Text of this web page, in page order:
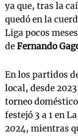
ya que, tras la
quedó en la
Liga pocos
deFernando
En los partidos
local, desde
torneo
festejó 3 a 1 en
2024, mientras